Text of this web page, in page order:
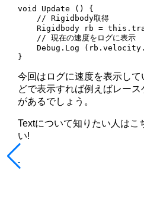
void Update () {
    // Rigidbody取得
Rigidbody rb =
    // 現在の速度をログに表示
Debug.Log
}
今回はログに速度を表示し
どで表示すれば例えばレー
があるでしょう。
Textについて知りたい人はこ
い!